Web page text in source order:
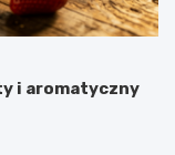
i aromatyczny